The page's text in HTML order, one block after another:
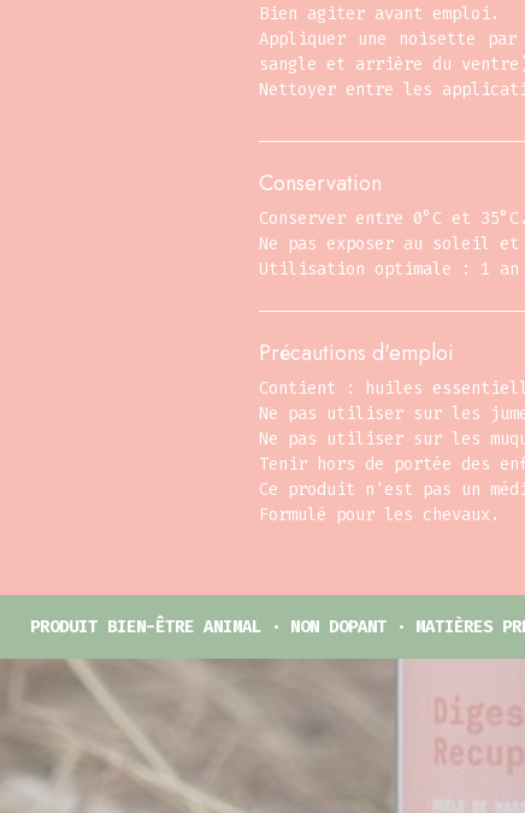
Bien agiter avant emploi.
Appliquer une noisette
sangle et arrière du
Nettoyer entre les
Conservation
Conserver entre 0°C et 35°C.
Ne pas exposer au soleil
Utilisation optimale : 1 an
Précautions d'emploi
Contient : huiles
Ne pas utiliser sur les
Ne pas utiliser sur les
Tenir hors de portée des
Ce produit n'est pas un
Formulé pour les chevaux.
PRODUIT BIEN-ÊTRE ANIMAL · NON DOPANT · MATIÈRES